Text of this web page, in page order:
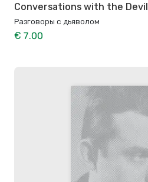
Conversations with the Devil
Разговоры с дьяволом
€ 7.00